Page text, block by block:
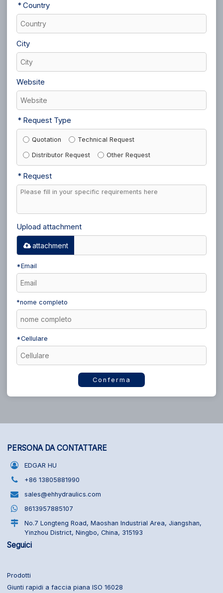
Country
City
Website
Request Type
Quotation Technical Request
Distributor Request Other Request
Request
Upload attachment
attachment
*Email
*nome completo
*Cellulare
Conferma
PERSONA DA CONTATTARE
EDGAR HU
+86 13805881990
sales@ehhydraulics.com
8613957885107
No.7 Longteng Road, Maoshan Industrial Area, Jiangshan,
Yinzhou District, Ningbo, China, 315193
Seguici
Prodotti
Giunti rapidi a faccia piana ISO 16028